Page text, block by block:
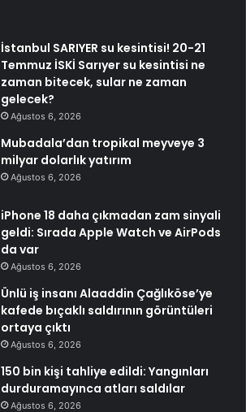
İstanbul SARIYER su kesintisi! 20-21
Temmuz İSKİ Sarıyer su kesintisi ne
zaman bitecek, sular ne zaman
gelecek?
Ağustos 6, 2026
Mubadala’dan tropikal meyveye 3
milyar dolarlık yatırım
Ağustos 6, 2026
iPhone 18 daha çıkmadan zam sinyali
geldi: Sırada Apple Watch ve AirPods
da var
Ağustos 6, 2026
Ünlü iş insanı Alaaddin Çağlıköse’ye
kafede bıçaklı saldırının görüntüleri
ortaya çıktı
Ağustos 6, 2026
150 bin kişi tahliye edildi: Yangınları
durduramayınca atları saldılar
Ağustos 6, 2026